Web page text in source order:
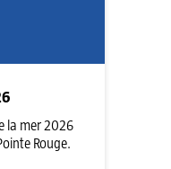
la mer 2026
Rouge.